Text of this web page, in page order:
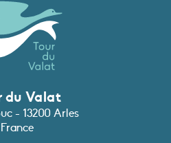
du Valat
- 13200 Arles
France